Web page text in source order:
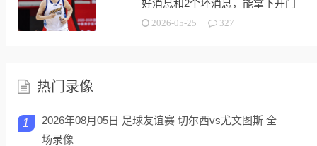
好消息和2个坏消息，能拿下开门
红2026-05-25 327
热门录像
1
2026年08月05日 足球友谊赛 切尔西vs尤文图斯 全
场录像